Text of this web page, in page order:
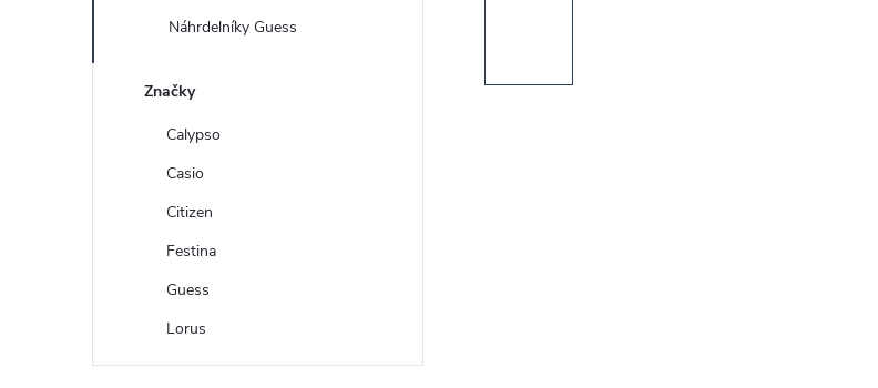
Náhrdelníky Guess
Značky
Calypso
Casio
Citizen
Festina
Guess
Lorus